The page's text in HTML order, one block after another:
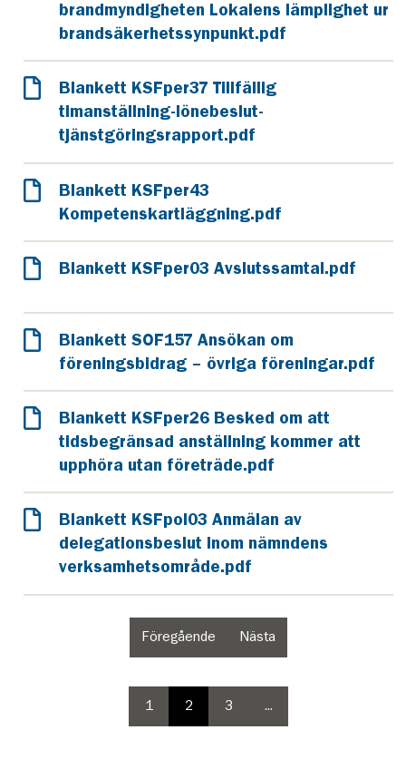
brandmyndigheten Lokalens lämplighet ur
brandsäkerhetssynpunkt.pdf
Blankett KSFper37 Tillfällig
timanställning-lönebeslut-
tjänstgöringsrapport.pdf
Blankett KSFper43
Kompetenskartläggning.pdf
Blankett KSFper03 Avslutssamtal.pdf
Blankett SOF157 Ansökan om
föreningsbidrag – övriga föreningar.pdf
Blankett KSFper26 Besked om att
tidsbegränsad anställning kommer att
upphöra utan företräde.pdf
Blankett KSFpol03 Anmälan av
delegationsbeslut inom nämndens
verksamhetsområde.pdf
Föregående
sida
i
Nästa
sida
i
paginering
sida
1
paginering
sida
2
paginering
sida
3 ...sida
4